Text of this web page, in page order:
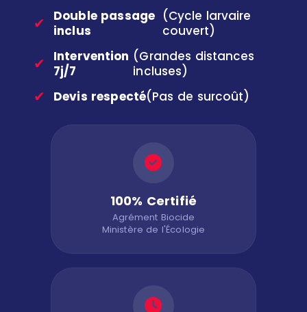
✔
Double passage
inclus
(Cycle larvaire
couvert)
✔
Intervention
7j/7
(Grandes distances
incluses)
✔ Devis respecté(Pas de surcoût)
100% Certifié
Agrément Biocide
Ministère de l'Écologie